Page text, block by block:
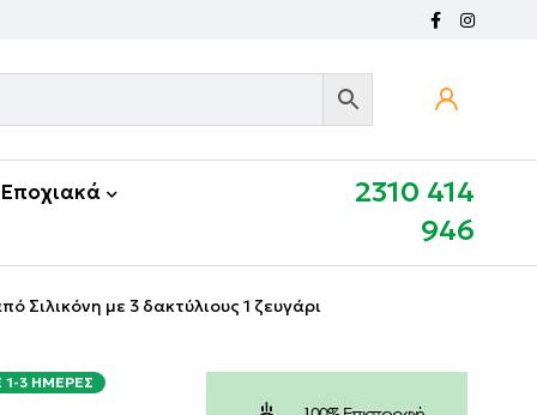
Εποχιακά
2310 414
946
Σιλικόνη με 3 δακτύλιους 1 ζευγάρι
3 ΗΜΈΡΕΣ